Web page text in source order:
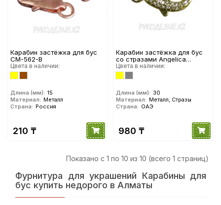
Карабин застёжка для бус
СМ-562-В
Цвета в наличии:
Длина (мм): 15
Материал: Металл
Страна: Россия
210 ₸
Карабин застёжка для бус
со стразами Angelica
Fashion
Цвета в наличии:
Длина (мм): 30
Материал: Металл, Стразы
Страна: ОАЭ
980 ₸
Показано с 1 по 10 из 10 (всего 1 страниц)
Фурнитура для украшений Карабины для
бус купить недорого в Алматы